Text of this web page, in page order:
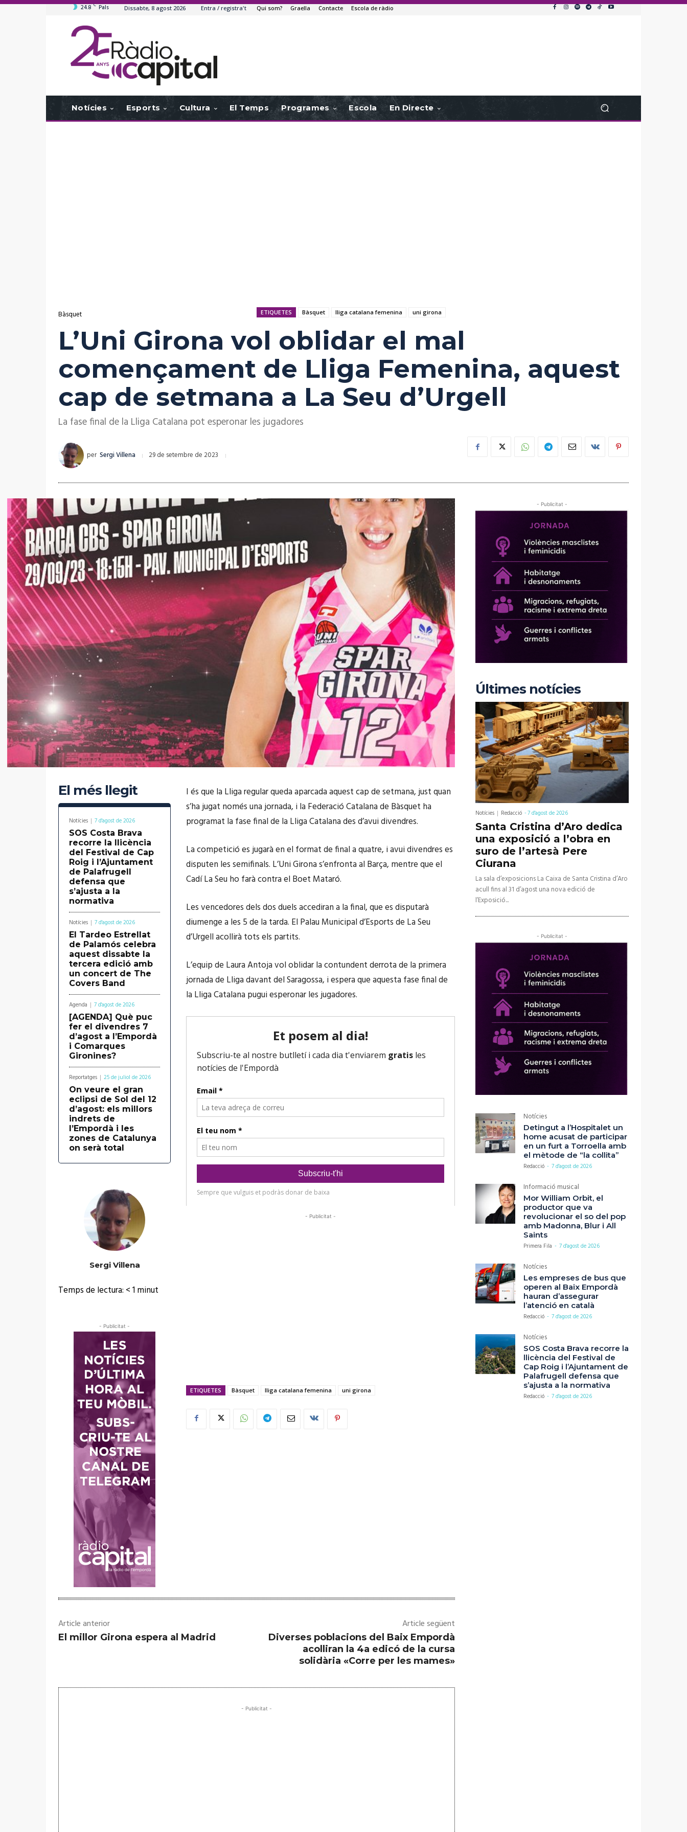
24.8 C Pals Dissabte, 8 agost 2026 Entra / registra't Qui som? Graella Contacte Escola de ràdio
Notícies Esports Cultura El Temps Programes Escola En Directe
Bàsquet ETIQUETES Bàsquet lliga catalana femenina uni girona
L’Uni Girona vol oblidar el mal
començament de Lliga Femenina, aquest
cap de setmana a La Seu d’Urgell
La fase final de la Lliga Catalana pot esperonar les jugadores
per Sergi Villena 29 de setembre de 2023
El més llegit
Notícies 7 d'agost de 2026
SOS Costa Brava
recorre la llicència
del Festival de Cap
Roig i l’Ajuntament
de Palafrugell
defensa que
s’ajusta a la
normativa
Notícies 7 d'agost de 2026
El Tardeo Estrellat
de Palamós celebra
aquest dissabte la
tercera edició amb
un concert de The
Covers Band
Agenda 7 d'agost de 2026
[AGENDA] Què puc
fer el divendres 7
d’agost a l’Empordà
i Comarques
Gironines?
Reportatges 25 de juliol de 2026
On veure el gran
eclipsi de Sol del 12
d’agost: els millors
indrets de
l’Empordà i les
zones de Catalunya
on serà total
Sergi Villena
Temps de lectura: < 1minut
- Publicitat -
I és que la Lliga regular queda aparcada aquest cap de setmana, just quan
s’ha jugat només una jornada, i la Federació Catalana de Bàsquet ha
programat la fase final de la Lliga Catalana des d’avui divendres.
La competició es jugarà en el format de final a quatre, i avui divendres es
disputen les semifinals. L’Uni Girona s’enfronta al Barça, mentre que el
Cadí La Seu ho farà contra el Boet Mataró.
Les vencedores dels dos duels accediran a la final, que es disputarà
diumenge a les 5 de la tarda. El Palau Municipal d’Esports de La Seu
d’Urgell acollirà tots els partits.
L’equip de Laura Antoja vol oblidar la contundent derrota de la primera
jornada de Lliga davant del Saragossa, i espera que aquesta fase final de
la Lliga Catalana pugui esperonar les jugadores.
- Publicitat -
ETIQUETES Bàsquet lliga catalana femenina uni girona
Article anterior
El millor Girona espera al Madrid
Article següent
Diverses poblacions del Baix Empordà
acolliran la 4a edicó de la cursa
solidària «Corre per les mames»
- Publicitat -
- Publicitat -
Últimes notícies
Notícies Redacció -7 d'agost de 2026
Santa Cristina d’Aro dedica
una exposició a l’obra en
suro de l’artesà Pere
Ciurana
La sala d’exposicions La Caixa de Santa Cristina d’Aro
acull fins al 31 d’agost una nova edició de
l’Exposició...
- Publicitat -
Notícies
Detingut a l’Hospitalet un
home acusat de participar
en un furt a Torroella amb
el mètode de “la collita”
Redacció - 7 d'agost de 2026
Informació musical
Mor William Orbit, el
productor que va
revolucionar el so del pop
amb Madonna, Blur i All
Saints
Primera Fila - 7 d'agost de 2026
Notícies
Les empreses de bus que
operen al Baix Empordà
hauran d’assegurar
l’atenció en català
Redacció - 7 d'agost de 2026
Notícies
SOS Costa Brava recorre la
llicència del Festival de
Cap Roig i l’Ajuntament de
Palafrugell defensa que
s’ajusta a la normativa
Redacció - 7 d'agost de 2026